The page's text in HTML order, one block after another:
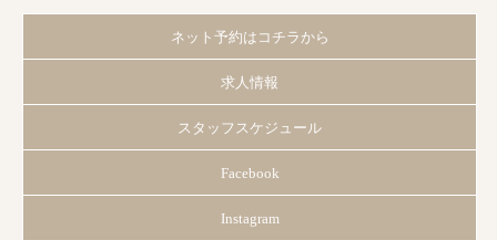
ネット予約はコチラから
求人情報
スタッフスケジュール
Facebook
Instagram